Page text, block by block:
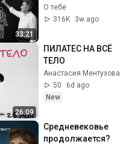
33:21
О тебе
316K
3w ago
26:09
ПИЛАТЕС НА ВСЁ
ТЕЛО
Анастасия Ментузова
50
6d ago
New
Средневековье
продолжается?